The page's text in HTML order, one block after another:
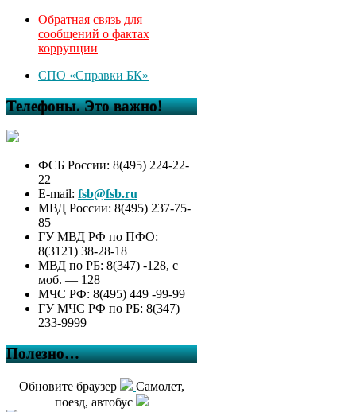
Обратная связь для
сообщений о фактах
коррупции
СПО «Справки БК»
Телефоны. Это важно!
ФСБ России: 8(495) 224-22-
22
E-mail: fsb@fsb.ru
МВД России: 8(495) 237-75-
85
ГУ МВД РФ по ПФО:
8(3121) 38-28-18
МВД по РБ: 8(347) -128, с
моб. — 128
МЧС РФ: 8(495) 449 -99-99
ГУ МЧС РФ по РБ: 8(347)
233-9999
Полезно…
Обновите браузер
Самолет,
поезд, автобус